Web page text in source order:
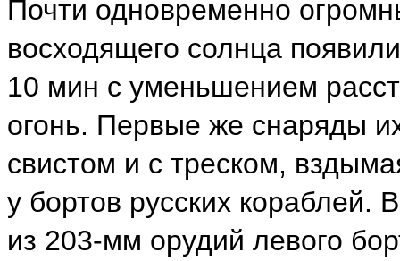
Почти одновременно
восходящего солнца
10 мин с уменьшением
огонь. Первые же снаряды
свистом и с треском,
у бортов русских кораблей.
из 203-мм орудий левого